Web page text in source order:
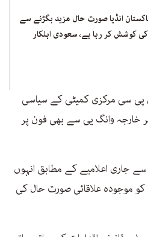
انڈیا صورت حال مزید بگڑنے سے
کوشش کر رہا ہے، سعودی اہلکار
سی مرکزی کمیٹی کے سیاسی
خارجہ وانگ یی سے بھی فون پر
جاری اعلامیے کے مطابق انہوں
موجودہ علاقائی صورت حال کی